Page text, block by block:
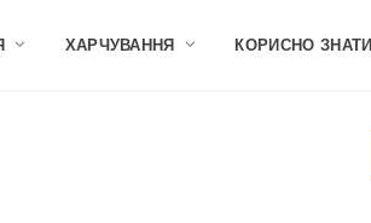
ХАРЧУВАННЯ КОРИСНО ЗНАТИ